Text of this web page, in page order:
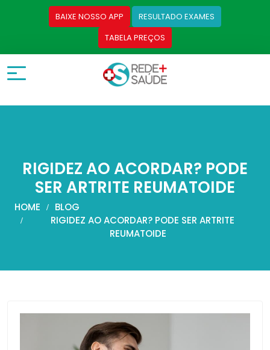
BAIXE NOSSO APP
RESULTADO EXAMES
TABELA PREÇOS
RIGIDEZ AO ACORDAR? PODE
SER ARTRITE REUMATOIDE
HOME
BLOG
RIGIDEZ AO ACORDAR? PODE SER ARTRITE
REUMATOIDE